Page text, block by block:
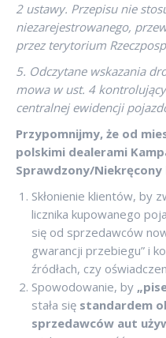
2 ustawy. Przepisu nie
niezarejestrowanego,
przez terytorium
5. Odczytane wskazania
mowa w ust. 4
centralnej ewidencji
Przypomnijmy, że od
polskimi dealerami
Sprawdzony/
Skłonienie klientów, by
licznika kupowanego
się od sprzedawców
gwarancji przebiegu” i
źródłach, czy
Spowodowanie, by
stała się standardem
sprzedawców aut